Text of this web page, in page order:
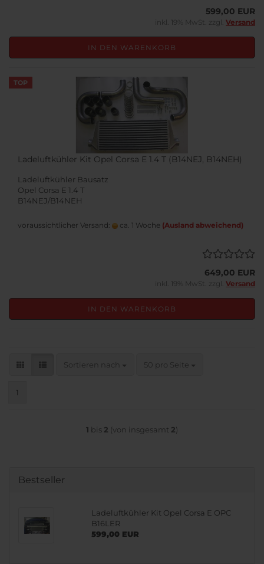
599,00 EUR
inkl. 19% MwSt. zzgl. Versand
IN DEN WARENKORB
TOP
Ladeluftkühler Kit Opel Corsa E 1.4 T (B14NEJ, B14NEH)
Ladeluftkühler Bausatz
Opel Corsa E 1.4 T
B14NEJ/B14NEH
voraussichtlicher Versand: ca. 1 Woche (Ausland abweichend)
649,00 EUR
inkl. 19% MwSt. zzgl. Versand
IN DEN WARENKORB
Sortieren nach
Sortieren nach 50 pro Seite
pro Seite
1
1 bis 2 (von insgesamt 2)
Bestseller
Ladeluftkühler Kit Opel Corsa E OPC
B16LER
599,00 EUR